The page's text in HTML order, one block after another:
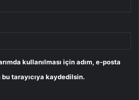
kullanılması için adım, e-posta
tarayıcıya kaydedilsin.